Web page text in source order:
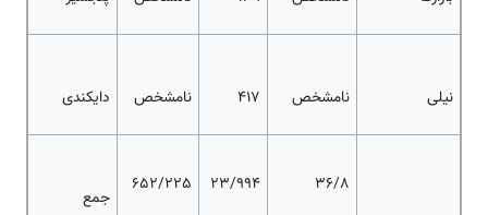
نیلی نامشخص ۴۱۷ نامشخص دایکندی
36/8
23/994
652/225
جمع